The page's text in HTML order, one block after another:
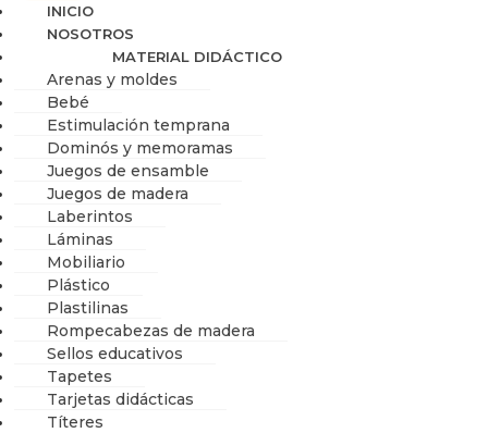
INICIO
NOSOTROS
MATERIAL DIDÁCTICO
Arenas y moldes
Bebé
Estimulación temprana
Dominós y memoramas
Juegos de ensamble
Juegos de madera
Laberintos
Láminas
Mobiliario
Plástico
Plastilinas
Rompecabezas de madera
Sellos educativos
Tapetes
Tarjetas didácticas
Títeres